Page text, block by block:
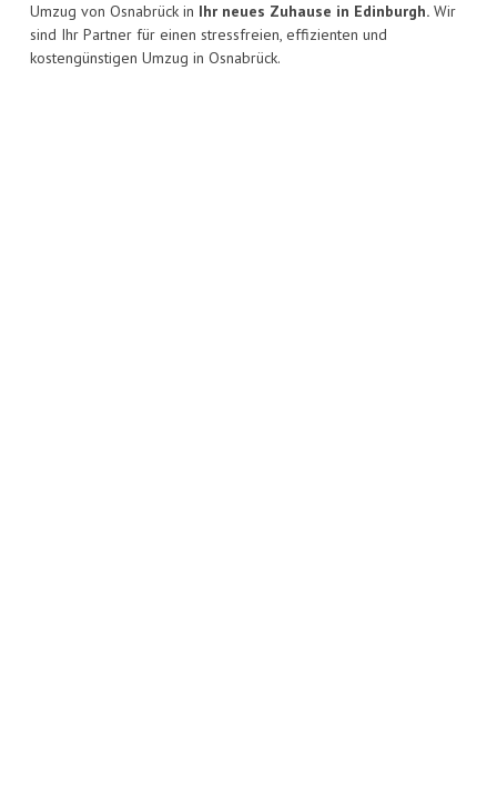
Umzug von Osnabrück in Ihr neues Zuhause in Edinburgh. Wir
sind Ihr Partner für einen stressfreien, effizienten und
kostengünstigen Umzug in Osnabrück.